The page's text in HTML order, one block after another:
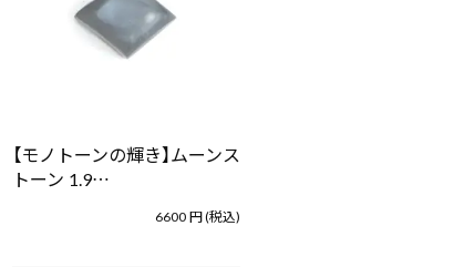
【モノトーンの輝き】ムーンス
トーン 1.9…
6600円(税込)